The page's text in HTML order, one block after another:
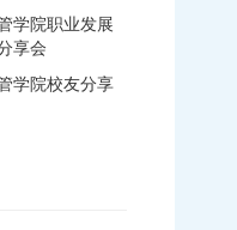
学院职业发展
享会
学院校友分享